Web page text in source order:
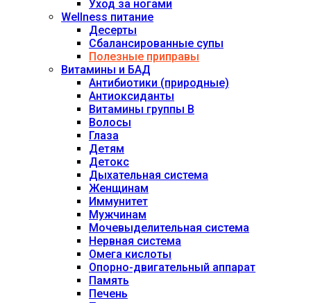
Уход за ногами
Wellness питание
Десерты
Сбалансированные супы
Полезные приправы
Витамины и БАД
Антибиотики (природные)
Антиоксиданты
Витамины группы В
Волосы
Глаза
Детям
Детокс
Дыхательная система
Женщинам
Иммунитет
Мужчинам
Мочевыделительная система
Нервная система
Омега кислоты
Опорно-двигательный аппарат
Память
Печень